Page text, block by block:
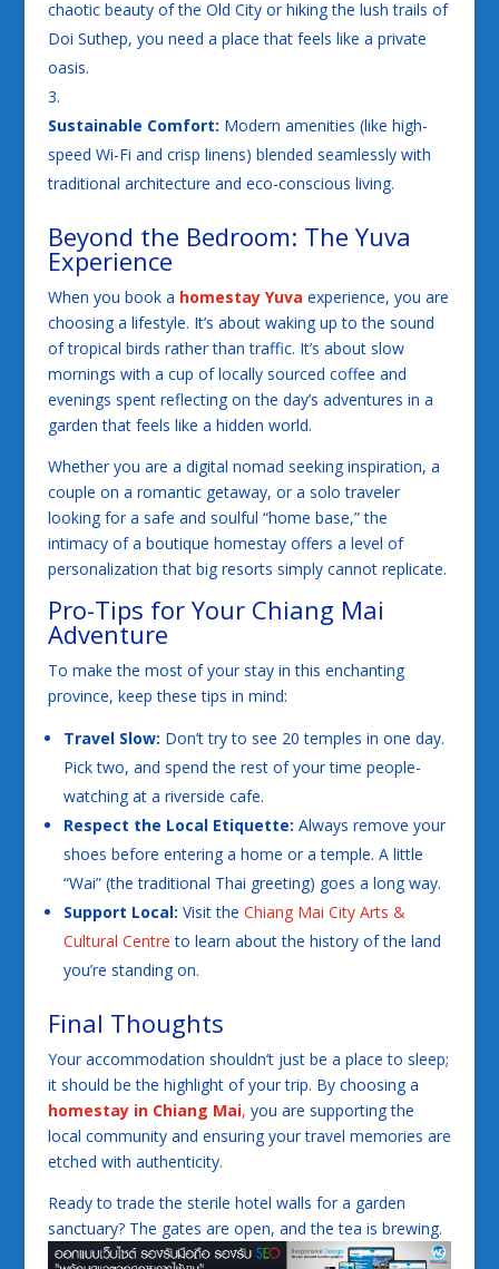
chaotic beauty of the Old City or hiking the lush trails of
Doi Suthep, you need a place that feels like a private
oasis.
Sustainable Comfort: Modern amenities (like high-
speed Wi-Fi and crisp linens) blended seamlessly with
traditional architecture and eco-conscious living.
Beyond the Bedroom: The Yuva
Experience
When you book a homestay Yuva experience, you are
choosing a lifestyle. It’s about waking up to the sound
of tropical birds rather than traffic. It’s about slow
mornings with a cup of locally sourced coffee and
evenings spent reflecting on the day’s adventures in a
garden that feels like a hidden world.
Whether you are a digital nomad seeking inspiration, a
couple on a romantic getaway, or a solo traveler
looking for a safe and soulful “home base,” the
intimacy of a boutique homestay offers a level of
personalization that big resorts simply cannot replicate.
Pro-Tips for Your Chiang Mai
Adventure
To make the most of your stay in this enchanting
province, keep these tips in mind:
Travel Slow: Don’t try to see 20 temples in one day.
Pick two, and spend the rest of your time people-
watching at a riverside cafe.
Respect the Local Etiquette: Always remove your
shoes before entering a home or a temple. A little
“Wai” (the traditional Thai greeting) goes a long way.
Support Local: Visit the Chiang Mai City Arts &
Cultural Centre to learn about the history of the land
you’re standing on.
Final Thoughts
Your accommodation shouldn’t just be a place to sleep;
it should be the highlight of your trip. By choosing a
homestay in Chiang Mai, you are supporting the
local community and ensuring your travel memories are
etched with authenticity.
Ready to trade the sterile hotel walls for a garden
sanctuary? The gates are open, and the tea is brewing.